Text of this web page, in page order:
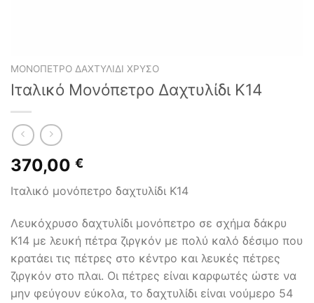
ΜΟΝΌΠΕΤΡΟ ΔΑΧΤΥΛΊΔΙ ΧΡΥΣΌ
Ιταλικό Μονόπετρο Δαχτυλίδι Κ14
370,00 €
Ιταλικό μονόπετρο δαχτυλίδι Κ14
Λευκόχρυσο δαχτυλίδι μονόπετρο σε σχήμα δάκρυ
Κ14 με λευκή πέτρα ζιργκόν με πολύ καλό δέσιμο που
κρατάει τις πέτρες στο κέντρο και λευκές πέτρες
ζιργκόν στο πλαι. Οι πέτρες είναι καρφωτές ώστε να
μην φεύγουν εύκολα, το δαχτυλίδι είναι νούμερο 54